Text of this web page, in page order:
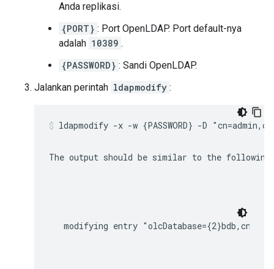
Anda replikasi.
{PORT} : Port OpenLDAP. Port default-nya
adalah 10389 .
{PASSWORD} : Sandi OpenLDAP.
Jalankan perintah ldapmodify :
ldapmodify -x -w {PASSWORD} -D
The output should be similar to the
modifying entry